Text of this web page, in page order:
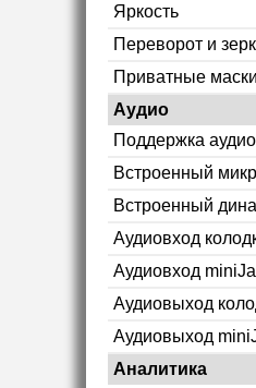
Яркость
Переворот и
Приватные
Аудио
Поддержка аудио
Встроенный
Встроенный
Аудиовход
Аудиовход
Аудиовыход
Аудиовыход
Аналитика